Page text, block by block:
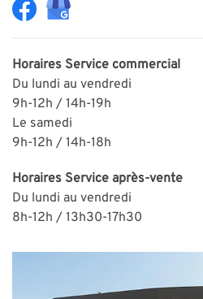
Horaires Service commercial
Du lundi au vendredi
9h-12h / 14h-19h
Le samedi
9h-12h / 14h-18h
Horaires Service après-vente
Du lundi au vendredi
8h-12h / 13h30-17h30